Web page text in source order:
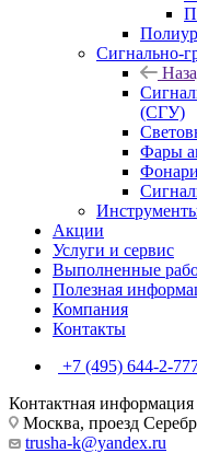
Сигнально-
(СГУ)
Фары
Акции
Услуги и сервис
Выполненные
Полезная
Компания
Контакты
+7 (495) 644-2-
Контактная информация
Москва, проезд
trusha-k@yandex.ru